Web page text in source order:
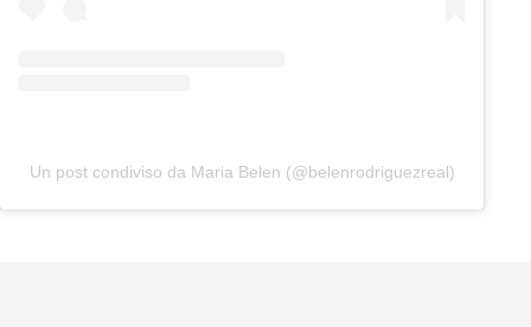
Un post condiviso da Maria Belen (@belenrodriguezreal)